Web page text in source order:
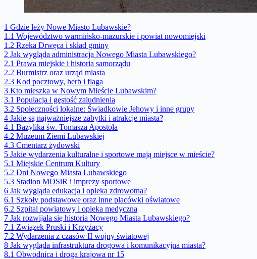
1 Gdzie leży Nowe Miasto Lubawskie?
1.1 Województwo warmińsko-mazurskie i powiat nowomiejski
1.2 Rzeka Drwęca i skład gminy
2 Jak wygląda administracja Nowego Miasta Lubawskiego?
2.1 Prawa miejskie i historia samorządu
2.2 Burmistrz oraz urząd miasta
2.3 Kod pocztowy, herb i flaga
3 Kto mieszka w Nowym Mieście Lubawskim?
3.1 Populacja i gęstość zaludnienia
3.2 Społeczności lokalne: Świadkowie Jehowy i inne grupy
4 Jakie są najważniejsze zabytki i atrakcje miasta?
4.1 Bazylika św. Tomasza Apostoła
4.2 Muzeum Ziemi Lubawskiej
4.3 Cmentarz żydowski
5 Jakie wydarzenia kulturalne i sportowe mają miejsce w mieście?
5.1 Miejskie Centrum Kultury
5.2 Dni Nowego Miasta Lubawskiego
5.3 Stadion MOSiR i imprezy sportowe
6 Jak wygląda edukacja i opieka zdrowotna?
6.1 Szkoły podstawowe oraz inne placówki oświatowe
6.2 Szpital powiatowy i opieka medyczna
7 Jak rozwijała się historia Nowego Miasta Lubawskiego?
7.1 Związek Pruski i Krzyżacy
7.2 Wydarzenia z czasów II wojny światowej
8 Jak wygląda infrastruktura drogowa i komunikacyjna miasta?
8.1 Obwodnica i droga krajowa nr 15